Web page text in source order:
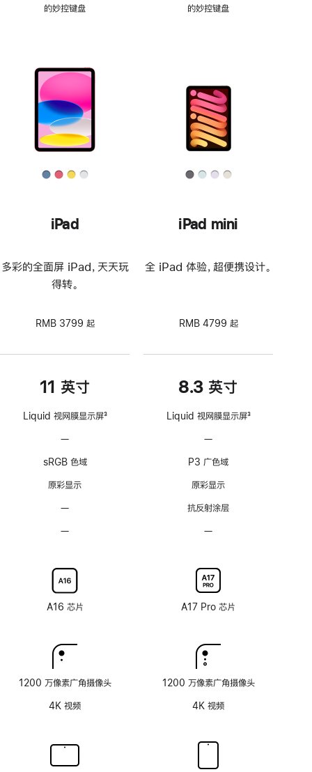
的妙控键盘 的妙控键盘
iPad
多彩的全面屏 iPad，天天玩
得转。
RMB 3799 起
11 英寸
Liquid 视网膜显示屏3
—
持
ProMotion
率
技
sRGB 色域
原彩显示
—
涂
层
—
配
纳
米
玻
面
A16 芯片
1200 万像素广角摄像头
4K 视频
iPad mini
全 iPad 体验，超便携设计。
RMB 4799 起
8.3 英寸
Liquid 视网膜显示屏3
—
持
ProMotion
适
率
技
P3 广色域
原彩显示
抗反射涂层
—
配
纳
米
玻
面
A17 Pro 芯片
1200 万像素广角摄像头
4K 视频